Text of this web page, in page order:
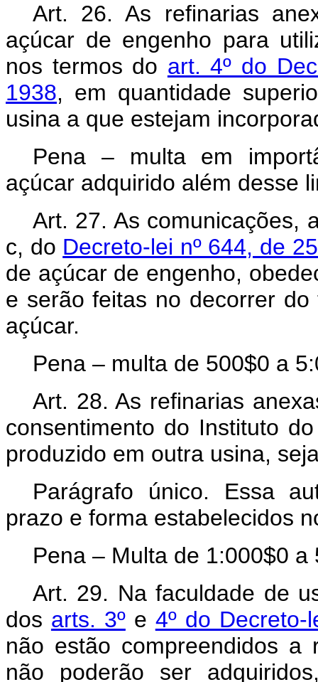
Art. 26. As refinarias
açúcar de engenho para
nos termos do art. 4º do
1938, em quantidade
usina a que estejam
Pena – multa em
açúcar adquirido além desse
Art. 27. As comunicações,
c, do Decreto-lei nº 644, de
de açúcar de engenho,
e serão feitas no decorrer
açúcar.
Pena – multa de 500$0 a
Art. 28. As refinarias
consentimento do Instituto
produzido em outra usina,
Parágrafo único. Essa
prazo e forma estabelecidos
Pena – Multa de 1:000$0 a
Art. 29. Na faculdade de
dos arts. 3ºe 4º do
não estão compreendidos
não poderão ser